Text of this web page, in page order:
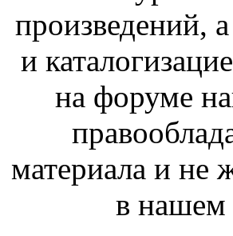
произведений,
и
на форуме
материала и не
в нашем